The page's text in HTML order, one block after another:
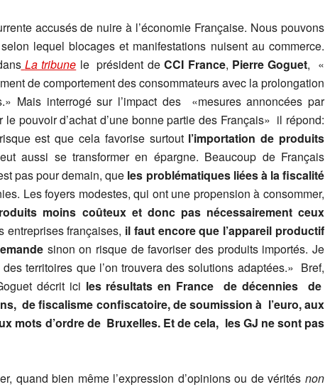
accusés de nuire à l’économie Française. Nous pouvons
lequel blocages et manifestations nuisent au commerce.
La tribune le président deCCI France, Pierre Goguet, «
de comportement des consommateurs avec la prolongation
Mais interrogé sur l’impact des «mesures annoncées par
pouvoir d’achat d’une bonne partie des Français» il répond:
est que cela favorise surtout l’importation de produits
aussi se transformer en épargne. Beaucoup de Français
pas pour demain, que les problématiques liées à la fiscalité
Les foyers modestes, qui ont une propension à consommer,
moins coûteux et donc pas nécessairement ceux
entreprises françaises, il faut encore que l’appareil productif
sinon on risque de favoriser des produits importés. Je
territoires que l’on trouvera des solutions adaptées.» Bref,
décrit ici les résultats en France de décennies de
de fiscalisme confiscatoire, de soumission à l’euro, aux
mots d’ordre de Bruxelles. Et de cela, les GJ ne sont pas
quand bien même l’expression d’opinions ou de vérités non